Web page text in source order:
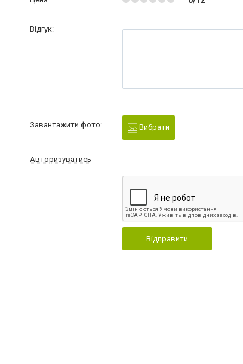
Відгук:
Завантажити фото: Вибрати
Авторизуватись
Відправити